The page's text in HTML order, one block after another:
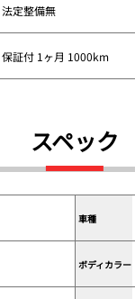
法定整備無
保証付 1ヶ月 1000km
スペック
車種
ボディカラー